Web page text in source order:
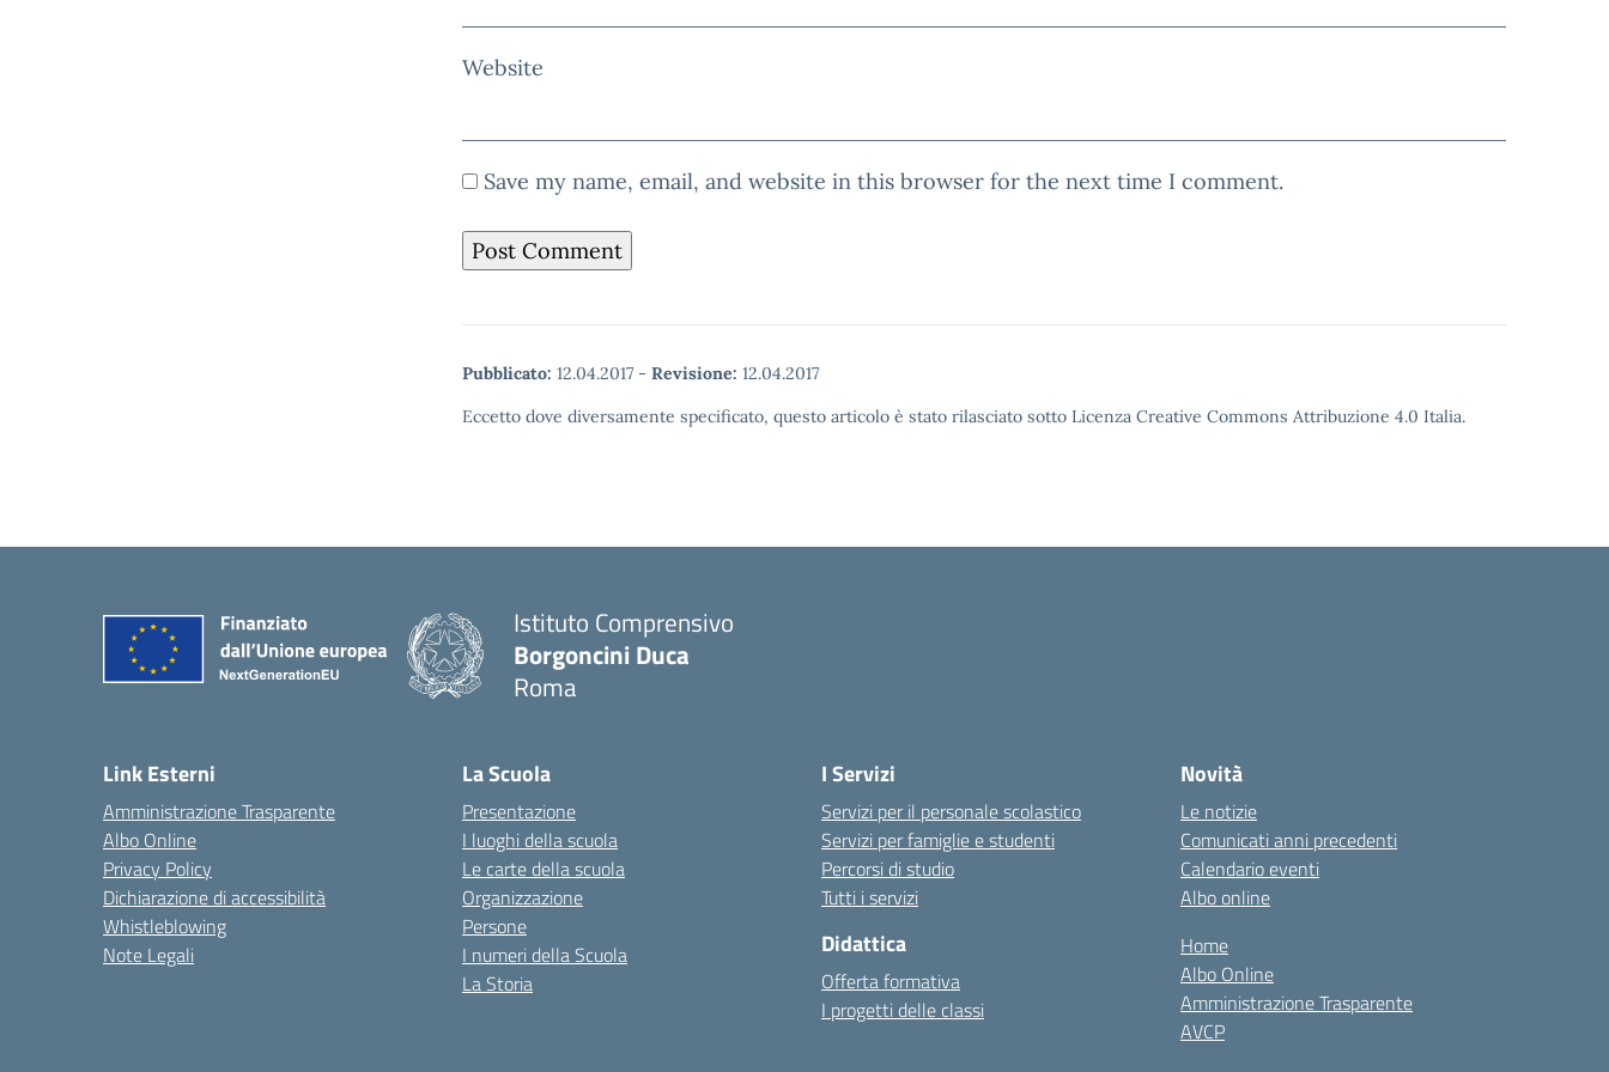
Website
Save my name, email, and website in this browser for the next time I comment.
Pubblicato: 12.04.2017 - Revisione: 12.04.2017
Eccetto dove diversamente specificato, questo articolo è stato rilasciato sotto Licenza Creative Commons Attribuzione 4.0 Italia.
Istituto Comprensivo
Borgoncini Duca
Roma
Link Esterni
Amministrazione Trasparente
Albo Online
Privacy Policy
Dichiarazione di accessibilità
Whistleblowing
Note Legali
La Scuola
Presentazione
I luoghi della scuola
Le carte della scuola
Organizzazione
Persone
I numeri della Scuola
La Storia
I Servizi
Servizi per il personale scolastico
Servizi per famiglie e studenti
Percorsi di studio
Tutti i servizi
Didattica
Offerta formativa
I progetti delle classi
Novità
Le notizie
Comunicati anni precedenti
Calendario eventi
Albo online
Home
Albo Online
Amministrazione Trasparente
AVCP